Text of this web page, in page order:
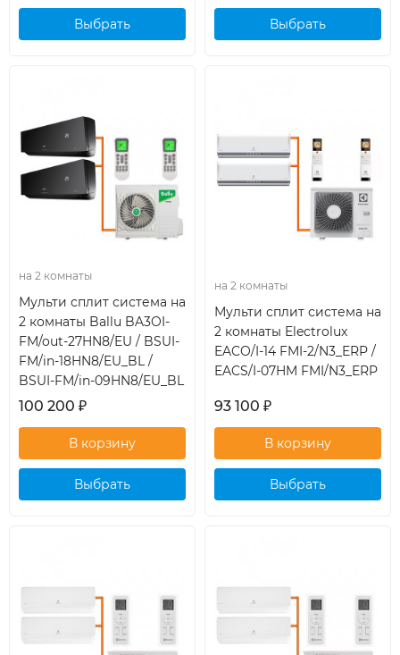
Выбрать
Выбрать
на 2 комнаты
Мульти сплит система на
2 комнаты Ballu BA3OI-
FM/out-27HN8/EU / BSUI-
FM/in-18HN8/EU_BL /
BSUI-FM/in-09HN8/EU_BL
100 200 ₽
Выбрать
на 2 комнаты
Мульти сплит система на
2 комнаты Electrolux
EACO/I-14 FMI-2/N3_ERP /
EACS/I-07HM FMI/N3_ERP
93 100 ₽
Выбрать